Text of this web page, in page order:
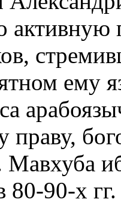
активную
ему
праву,
Мавхуба
90-х